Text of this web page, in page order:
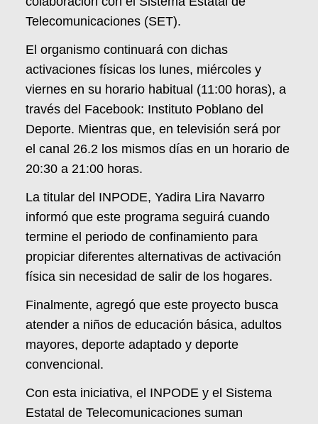
Telecomunicaciones (SET).
El organismo continuará con dichas
activaciones físicas los lunes, miércoles y
viernes en su horario habitual (11:00 horas), a
través del Facebook: Instituto Poblano del
Deporte. Mientras que, en televisión será por
el canal 26.2 los mismos días en un horario de
20:30 a 21:00 horas.
La titular del INPODE, Yadira Lira Navarro
informó que este programa seguirá cuando
termine el periodo de confinamiento para
propiciar diferentes alternativas de activación
física sin necesidad de salir de los hogares.
Finalmente, agregó que este proyecto busca
atender a niños de educación básica, adultos
mayores, deporte adaptado y deporte
convencional.
Con esta iniciativa, el INPODE y el Sistema
Estatal de Telecomunicaciones suman